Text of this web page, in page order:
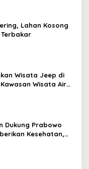
Lahan Kosong
Terbakar
Wisata Jeep di
Wisata Air
Dukung Prabowo
Kesehatan,